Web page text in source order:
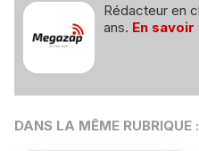
Rédacteur en
ans. En
DANS LA MÊME RUBRIQUE :